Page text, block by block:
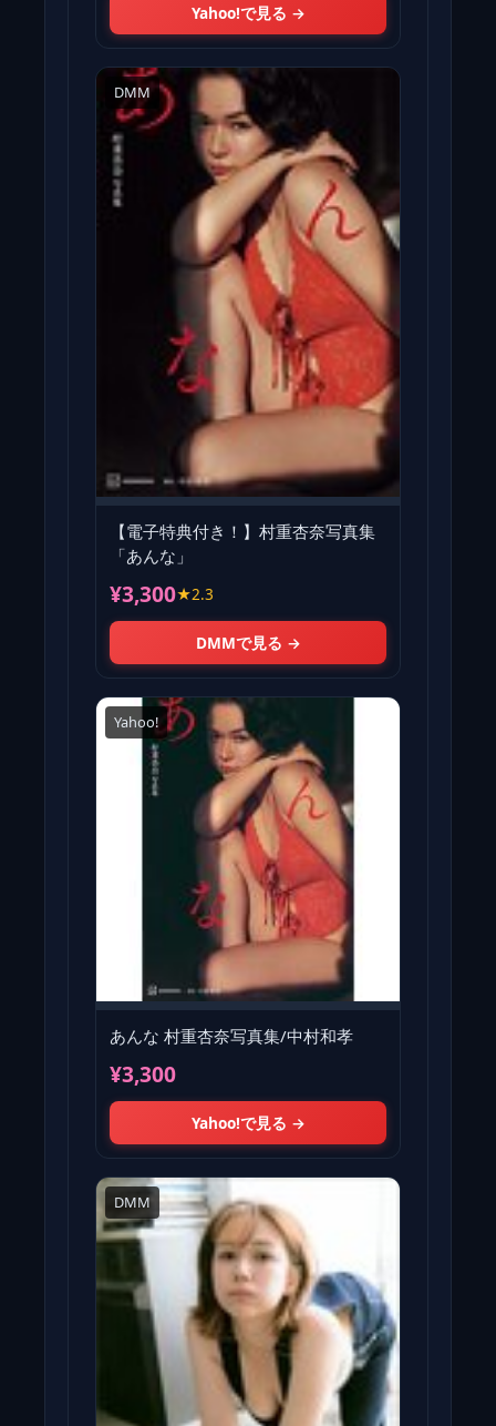
Yahoo!で見る →
DMM
【電子特典付き！】村重杏奈写真集
「あんな」
¥3,300★2.3
DMMで見る →
Yahoo!
あんな 村重杏奈写真集/中村和孝
¥3,300
Yahoo!で見る →
DMM